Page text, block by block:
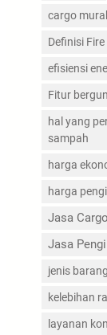
cargo
Definisi
efisiensi
Fitur
hal yang
sampah
harga
harga
Jasa
Jasa
jenis barang
kelebihan
layanan